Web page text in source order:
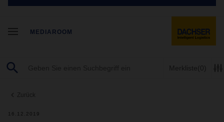
MEDIAROOM
Merkliste(0)
Zurück
16.12.2019